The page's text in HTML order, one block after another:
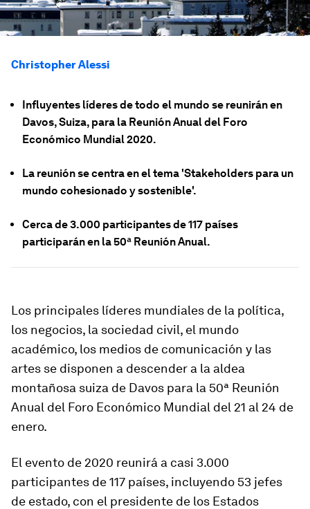
Christopher Alessi
Influyentes líderes de todo el mundo se reunirán en
Davos, Suiza, para la Reunión Anual del Foro
Económico Mundial 2020.
La reunión se centra en el tema 'Stakeholders para un
mundo cohesionado y sostenible'.
Cerca de 3.000 participantes de 117 países
participarán en la 50ª Reunión Anual.
Los principales líderes mundiales de la política,
los negocios, la sociedad civil, el mundo
académico, los medios de comunicación y las
artes se disponen a descender a la aldea
montañosa suiza de Davos para la 50ª Reunión
Anual del Foro Económico Mundial del 21 al 24 de
enero.
El evento de 2020 reunirá a casi 3.000
participantes de 117 países, incluyendo 53 jefes
de estado, con el presidente de los Estados